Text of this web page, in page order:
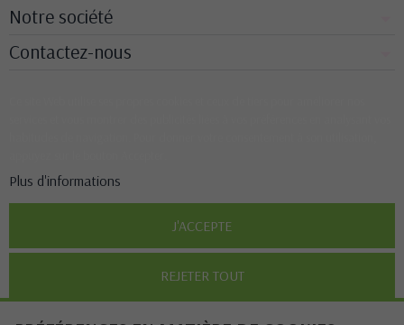
Notre société
Contactez-nous
Plus d'informations
REJETER TOUT
J'ACCEPTE